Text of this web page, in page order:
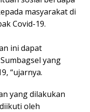
masyarakat di
Covid-19.
ini dapat
yang
“ujarnya.
yang dilakukan
oleh